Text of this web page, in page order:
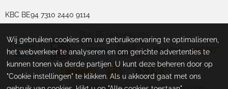
KBC BE94 7310 2440 9114
Btw: BE0430.495.205
Wij gebruiken cookies om uw gebruikservaring te optimaliseren,
het webverkeer te analyseren en om gerichte advertenties te
kunnen tonen via derde partijen. U kunt deze beheren door op
"Cookie instellingen" te klikken. Als u akkoord gaat met ons